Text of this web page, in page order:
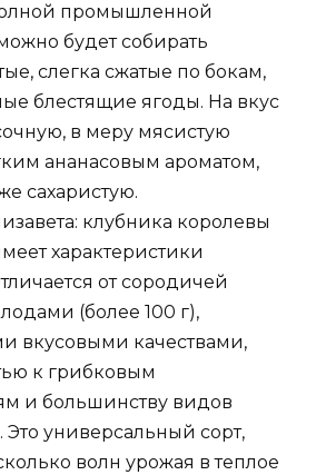
промышленной
будет собирать
слегка сжатые по бокам,
блестящие ягоды. На вкус
в меру мясистую
ананасовым ароматом,
сахаристую.
клубника королевы
характеристики
от сородичей
(более 100 г),
вкусовыми качествами,
к грибковым
и большинству видов
Это универсальный сорт,
волн урожая в теплое